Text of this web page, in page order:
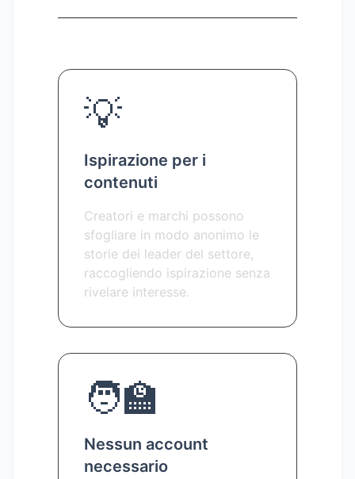
💡
Ispirazione per i
contenuti
Creatori e marchi possono
sfogliare in modo anonimo le
storie dei leader del settore,
raccogliendo ispirazione senza
rivelare interesse.
🧑‍🏫
Nessun account
necessario